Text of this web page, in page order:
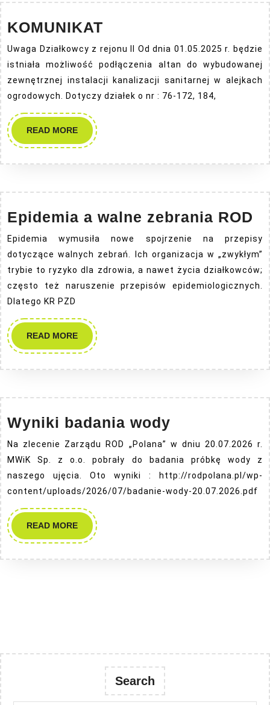
KOMUNIKAT
Uwaga Działkowcy z rejonu II Od dnia 01.05.2025 r. będzie
istniała możliwość podłączenia altan do wybudowanej
zewnętrznej instalacji kanalizacji sanitarnej w alejkach
ogrodowych. Dotyczy działek o nr : 76-172, 184,
READ MOREREAD
MORE
Epidemia a walne zebrania ROD
a
Epidemia wymusiła nowe spojrzenie na przepisy
dotyczące walnych zebrań. Ich organizacja w „zwykłym”
trybie to ryzyko dla zdrowia, a nawet życia działkowców;
często też naruszenie przepisów epidemiologicznych.
Dlatego KR PZD
READ MOREREAD
MORE
Wyniki badania wody
badania
wody
Na zlecenie Zarządu ROD „Polana” w dniu 20.07.2026 r.
MWiK Sp. z o.o. pobrały do badania próbkę wody z
naszego ujęcia. Oto wyniki : http://rodpolana.pl/wp-
content/uploads/2026/07/badanie-wody-20.07.2026.pdf
READ MOREREAD
MORE
Search